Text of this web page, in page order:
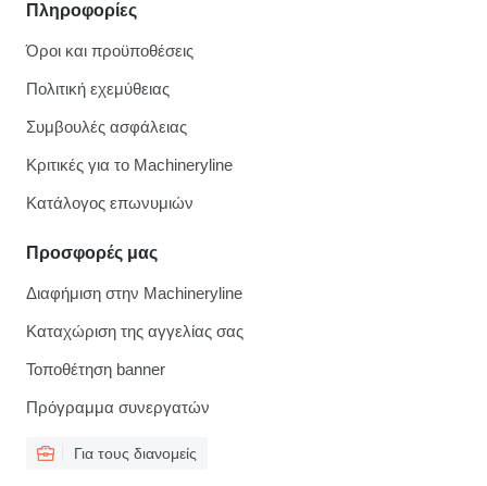
Πληροφορίες
Όροι και προϋποθέσεις
Πολιτική εχεμύθειας
Συμβουλές ασφάλειας
Κριτικές για το Machineryline
Κατάλογος επωνυμιών
Προσφορές μας
Διαφήμιση στην Machineryline
Καταχώριση της αγγελίας σας
Τοποθέτηση banner
Πρόγραμμα συνεργατών
Για τους διανομείς